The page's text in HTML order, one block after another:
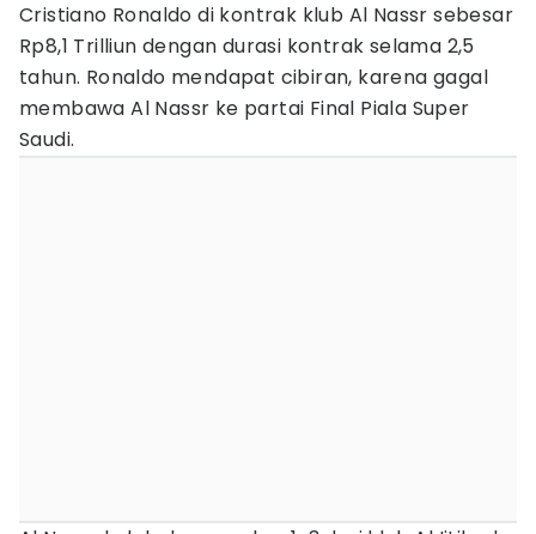
Cristiano Ronaldo di kontrak klub Al Nassr sebesar
Rp8,1 Trilliun dengan durasi kontrak selama 2,5
tahun. Ronaldo mendapat cibiran, karena gagal
membawa Al Nassr ke partai Final Piala Super
Saudi.